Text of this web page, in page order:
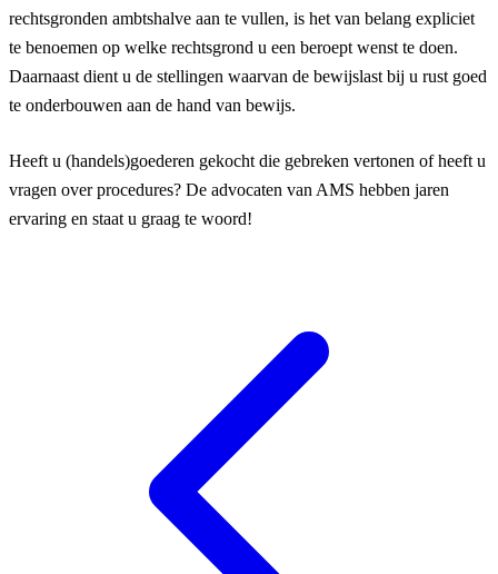
rechtsgronden ambtshalve aan te vullen, is het van belang expliciet
te benoemen op welke rechtsgrond u een beroept wenst te doen.
Daarnaast dient u de stellingen waarvan de bewijslast bij u rust goed
te onderbouwen aan de hand van bewijs.
Heeft u (handels)goederen gekocht die gebreken vertonen of heeft u
vragen over procedures? De advocaten van AMS hebben jaren
ervaring en staat u graag te woord!